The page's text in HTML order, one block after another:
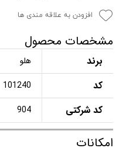
افزودن به علاقه مندی ها
مشخصات محصول
برند هلو
کد 101240
کد شرکتی 904
امکانات